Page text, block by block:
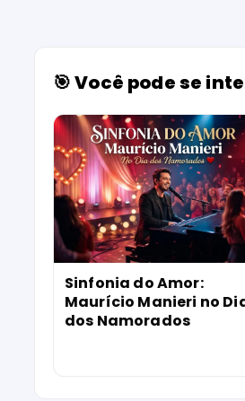
🎯 Você pode se
Sinfonia do Amor:
Maurício Manieri no
dos Namorados